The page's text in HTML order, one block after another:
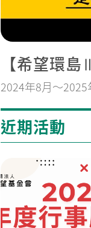
【希望環
2024年8月～2025
近期活動